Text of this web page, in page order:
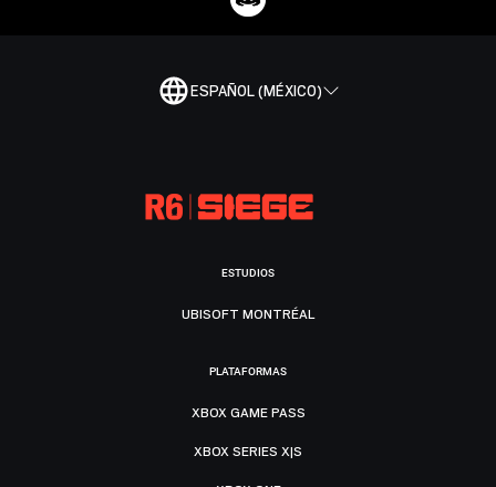
ESPAÑOL (MÉXICO)
ESTUDIOS
UBISOFT MONTRÉAL
PLATAFORMAS
XBOX GAME PASS
XBOX SERIES X|S